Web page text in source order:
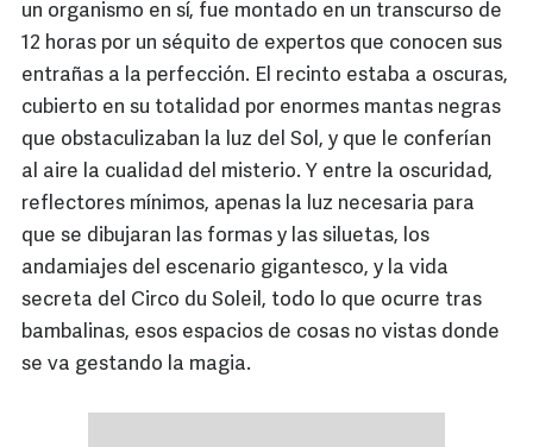
un organismo en sí, fue montado en un transcurso de
12 horas por un séquito de expertos que conocen sus
entrañas a la perfección. El recinto estaba a oscuras,
cubierto en su totalidad por enormes mantas negras
que obstaculizaban la luz del Sol, y que le conferían
al aire la cualidad del misterio. Y entre la oscuridad,
reflectores mínimos, apenas la luz necesaria para
que se dibujaran las formas y las siluetas, los
andamiajes del escenario gigantesco, y la vida
secreta del Circo du Soleil, todo lo que ocurre tras
bambalinas, esos espacios de cosas no vistas donde
se va gestando la magia.